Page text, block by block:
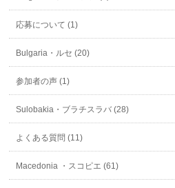
応募について (1)
Bulgaria・ルセ (20)
参加者の声 (1)
Sulobakia・ブラチスラバ (28)
よくある質問 (11)
Macedonia ・スコピエ (61)